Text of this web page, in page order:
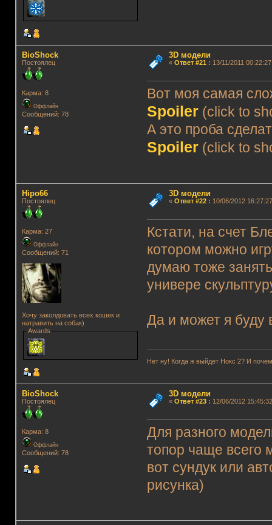
BioShock
Постоялец
Карма: 8
Оффлайн
Сообщений: 78
3D модели
« Ответ #21 : 13/11/2011
Вот моя самая
Spoiler (click to
А это проба
Spoiler (click to
Hipo66
Постоялец
Карма: 27
Оффлайн
Сообщений: 71
Хочу заколдовать всех кошек и
натравить на собак)
Awards
3D модели
« Ответ #22: 10/06/2012
Кстати, на счет
котором можно
думаю тоже
универе
Да и может я буду
Нет ну! Когда ж выйдет Нокс 2? И
BioShock
Постоялец
Карма: 8
Оффлайн
Сообщений: 78
3D модели
« Ответ #23: 12/06/2012
Для разного
топор чаще всего
вот сундук или
рисунка)